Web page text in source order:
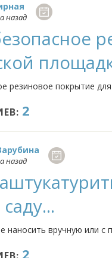
назад
резиновое покрытие
2
назад
наносить вручную или
2